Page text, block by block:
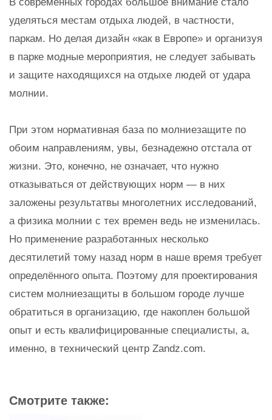
уделяться местам отдыха людей, в частности,
паркам. Но делая дизайн «как в Европе» и организуя
в парке модные мероприятия, не следует забывать
и защите находящихся на отдыхе людей от удара
молнии.
При этом нормативная база по молниезащите по
обоим направлениям, увы, безнадежно отстала от
жизни. Это, конечно, не означает, что нужно
отказываться от действующих норм — в них
заложены результатвы многолетних исследований,
а физика молнии с тех времен ведь не изменилась.
Но применение разработанных несколько
десятилетий тому назад норм в наше время требует
определённого опыта. Поэтому для проектирования
систем молниезащиты в большом городе лучше
обратиться в организацию, где накоплен большой
опыт и есть квалифицированные специалисты, а,
именно, в технический центр Zandz.com.
Смотрите также: